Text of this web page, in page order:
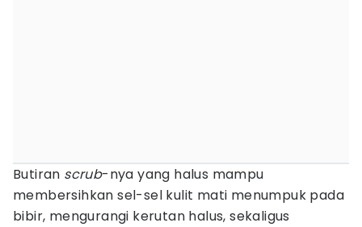
Butiran scrub-nya yang halus mampu
membersihkan sel-sel kulit mati menumpuk pada
bibir, mengurangi kerutan halus, sekaligus